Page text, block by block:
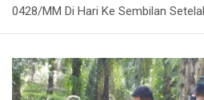
0428/MM Di Hari Ke Sembilan